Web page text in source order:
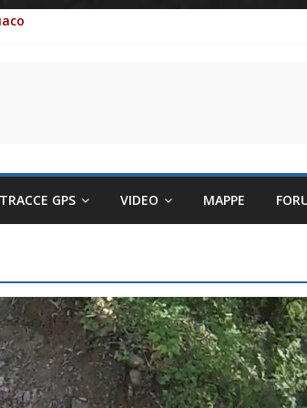
e mantenere la performance
GPS VIDEO MAPPE